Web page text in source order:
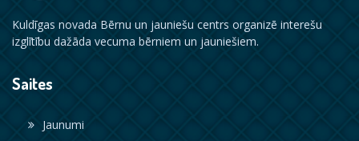
Kuldīgas novada Bērnu un jauniešu centrs organizē interešu
izglītību dažāda vecuma bērniem un jauniešiem.
Saites
Jaunumi